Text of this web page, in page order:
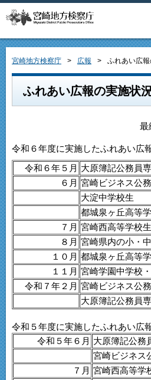
宮崎地方検察庁 広報 ふれあい広
ふれあい広報の実施状
最
令和６年度に実施したふれあい広
令和６年５月
大原簿記公務員
６月 宮崎ビジネス公
大淀中学校生
都城泉ヶ丘高等
７月 宮崎西高等学校生
８月 宮崎県内の小・
１０月 都城泉ヶ丘高等
１１月 宮崎学園中学校
令和７年２月 宮崎ビジネス公
大原簿記公務員
令和５年度に実施したふれあい広
令和５年６月
大原簿記公務
宮崎ビジネス
７月 宮崎西高等学